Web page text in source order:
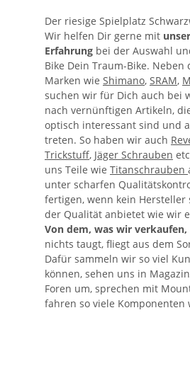
Der riesige Spielplatz
Wir helfen Dir gerne mit
Erfahrung bei der Auswahl
Bike Dein Traum-Bike. Neben
Marken wie Shimano, SRAM,
suchen wir für Dich auch bei
nach vernünftigen Artikeln,
optisch interessant sind und
treten. So haben wir auch
Trickstuff, Jäger Schrauben
uns Teile wie Titanschrauben
unter scharfen
fertigen, wenn kein Hersteller
der Qualität anbietet wie wir
Von dem, was wir
nichts taugt, fliegt aus dem
Dafür sammeln wir so viel
können, sehen uns in
Foren um, sprechen mit
fahren so viele Komponenten